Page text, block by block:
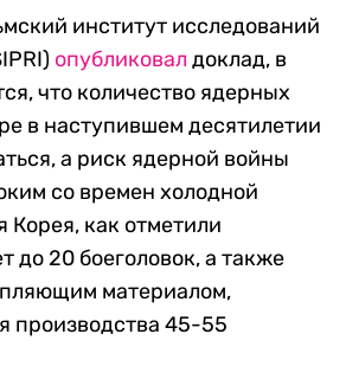
институт исследований
опубликовал доклад, в
что количество ядерных
в наступившем десятилетии
а риск ядерной войны
со времен холодной
Корея, как отметили
до 20 боеголовок, а также
материалом,
производства 45-55